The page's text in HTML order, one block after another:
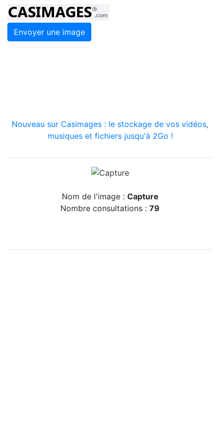
Envoyer une image
Nouveau sur Casimages : le stockage de vos vidéos,
musiques et fichiers jusqu'à 2Go !
Nom de l'image : Capture
Nombre consultations : 79